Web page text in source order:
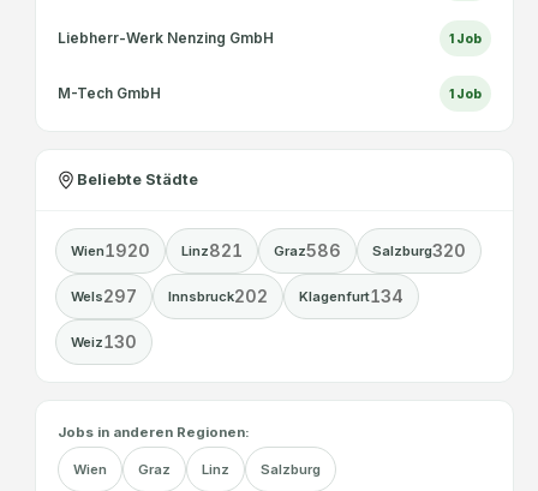
Liebherr-Werk Nenzing GmbH 1 Job
M-Tech GmbH 1 Job
Beliebte Städte
Wien1920 Linz821 Graz586 Salzburg320
Wels297 Innsbruck202 Klagenfurt134
Weiz130
Jobs in anderen Regionen:
Wien Graz Linz Salzburg